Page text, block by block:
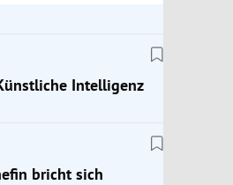
Intelligenz
bricht sich